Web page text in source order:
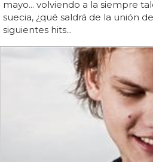
mayo... volviendo a la siempre
suecia, ¿qué saldrá de la unión
siguientes hits...